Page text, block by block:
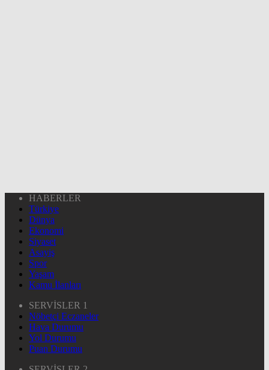
HABERLER
Türkiye
Dünya
Ekonomi
Siyaset
Asayiş
Spor
Yaşam
Kamu İlanları
SERVİSLER 1
Nöbetçi Eczaneler
Hava Durumu
Yol Durumu
Puan Durumu